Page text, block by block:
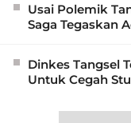
Usai Polemik
Saga Tegaskan
Dinkes Tangsel
Untuk Cegah